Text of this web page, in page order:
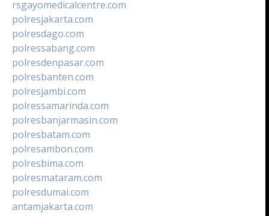
rsgayomedicalcentre.com
polresjakarta.com
polresdago.com
polressabang.com
polresdenpasar.com
polresbanten.com
polresjambi.com
polressamarinda.com
polresbanjarmasin.com
polresbatam.com
polresambon.com
polresbima.com
polresmataram.com
polresdumai.com
antamjakarta.com